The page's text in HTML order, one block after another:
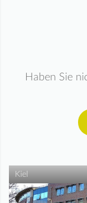
Haben Sie
Kiel